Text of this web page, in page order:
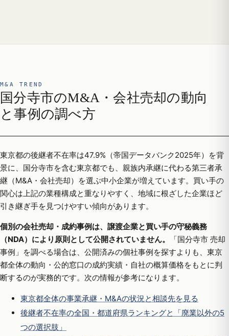
M&A TREND
国分寺市のM&A・会社売却の動向
と事例の調べ方
東京都の後継者不在率は47.9%（帝国データバンク2025年）を背
景に、国分寺市を含む東京都でも、親族内承継に代わる第三者承
継（M&A・会社売却）を選ぶ中小企業が増えています。買い手の
関心は上記の業種構成と重なりやすく、地域に根ざした企業ほど
引き継ぎ手を見つけやすい傾向があります。
個別の会社売却・成約事例は、譲渡企業と買い手の守秘義務
（NDA）により原則として公開されていません。
「国分寺市 売却
事例」を調べる場合は、公開済みの個社事例を探すよりも、東京
都全体の動向・公的窓口の成約実績・自社の概算価格をもとに判
断するのが実務的です。次の情報が参考になります。
東京都全体の事業承継・M&Aの状況と相談先を見る
後継者不在率の全国・都道府県ランキングと「廃業以外の5
つの選択肢」